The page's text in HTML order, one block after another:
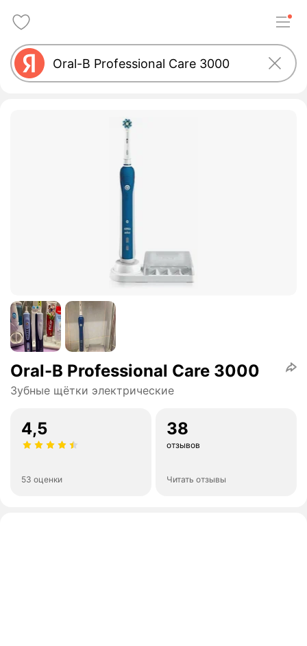
Oral-B Professional Care 3000
Зубные щётки электрические
4,5
53 оценки
38
отзывов
Читать отзывы